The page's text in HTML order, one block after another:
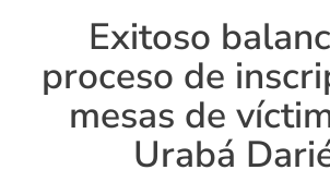
Exitoso
proceso de
mesas de
Urabá